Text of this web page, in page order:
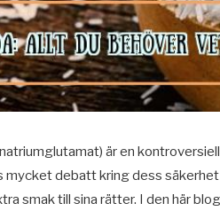
är en
mycket debatt kring dess
smak till sina rätter. I den här